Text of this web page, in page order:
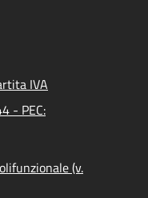
IVA
- PEC:
(v.